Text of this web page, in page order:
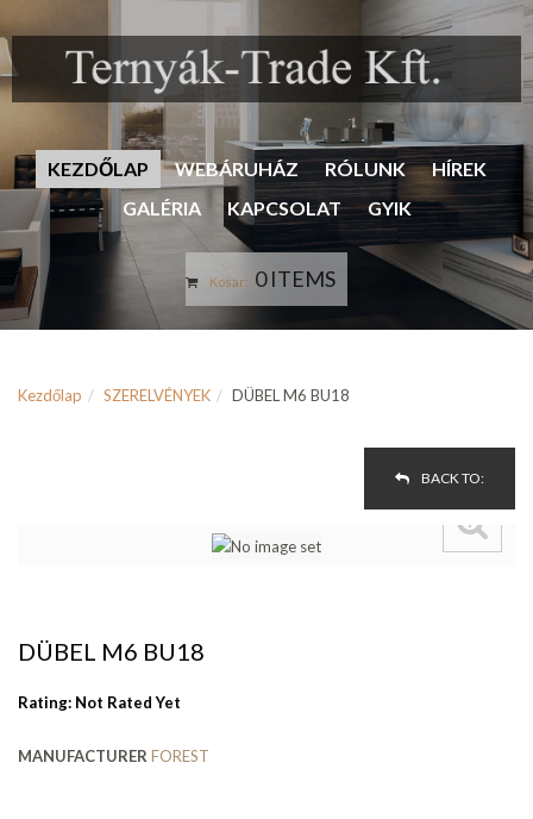
KEZDŐLAP WEBÁRUHÁZ RÓLUNK
HÍREK
GALÉRIA
KAPCSOLAT GYIK
Kosár: 0 ITEMS
Kezdőlap SZERELVÉNYEK DÜBEL M6 BU18
BACK TO:
DÜBEL M6 BU18
Rating: Not Rated Yet
MANUFACTURER FOREST